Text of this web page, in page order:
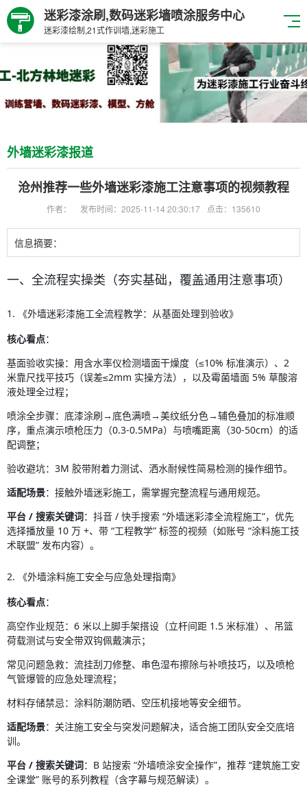
迷彩漆涂刷,数码迷彩墙喷涂服务中心
迷彩漆绘制,21式作训墙,迷彩施工
外墙迷彩漆报道
沧州推荐一些外墙迷彩漆施工注意事项的视频教程
作者： 发布时间：2025-11-14 20:30:17 点击：135610
信息摘要：
一、全流程实操类（夯实基础，覆盖通用注意事项）
1. 《外墙迷彩漆施工全流程教学：从基面处理到验收》
核心看点：
基面验收实操：用含水率仪检测墙面干燥度（≤10% 标准演示）、2
米靠尺找平技巧（误差≤2mm 实操方法），以及霉菌墙面 5% 草酸溶
液处理全过程；
喷涂全步骤：底漆涂刷→底色满喷→美纹纸分色→辅色叠加的标准顺
序，重点演示喷枪压力（0.3-0.5MPa）与喷嘴距离（30-50cm）的适
配调整；
验收避坑：3M 胶带附着力测试、洒水耐候性简易检测的操作细节。
适配场景：接触外墙迷彩施工，需掌握完整流程与通用规范。
平台 / 搜索关键词：抖音 / 快手搜索 “外墙迷彩漆全流程施工”，优先
选择播放量 10 万 +、带 “工程教学” 标签的视频（如账号 “涂料施工技
术联盟” 发布内容）。
2. 《外墙涂料施工安全与应急处理指南》
核心看点：
高空作业规范：6 米以上脚手架搭设（立杆间距 1.5 米标准）、吊篮
荷载测试与安全带双钩佩戴演示；
常见问题急救：流挂刮刀修整、串色湿布擦除与补喷技巧，以及喷枪
气管爆管的应急处理流程；
材料存储禁忌：涂料防潮防晒、空压机接地等安全细节。
适配场景：关注施工安全与突发问题解决，适合施工团队安全交底培
训。
平台 / 搜索关键词：B 站搜索 “外墙喷涂安全操作”，推荐 “建筑施工安
全课堂” 账号的系列教程（含字幕与规范解读）。